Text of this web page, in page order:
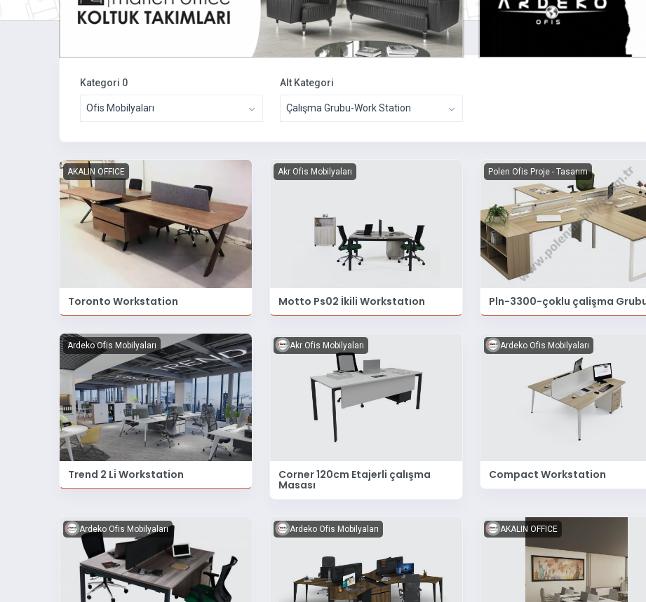
Kategori 0
Ofis Mobilyaları
Alt Kategori
Çalışma Grubu-Work Station
AKALIN OFFICE
Toronto Workstation
Akr Ofis Mobilyaları
Motto Ps02 İkili Workstatıon
Polen Ofis Proje - Tasarım
Pln-3300-çoklu çalişma
Ardeko Ofis Mobilyaları
Trend 2 Li̇ Workstation
Akr Ofis Mobilyaları
Corner 120cm Etajerli çalışma
Masası
Ardeko Ofis Mobilyaları
Compact Workstation
Ardeko Ofis Mobilyaları Ardeko Ofis Mobilyaları AKALIN OFFICE